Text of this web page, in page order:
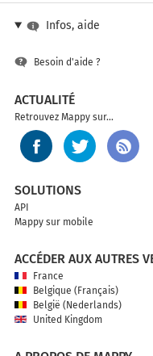
Infos, aide
Besoin d'aide ?
ACTUALITÉ
Retrouvez Mappy sur...
SOLUTIONS
API
Mappy sur mobile
ACCÉDER AUX AUTRES
France
Belgique (Français)
België (Nederlands)
United Kingdom